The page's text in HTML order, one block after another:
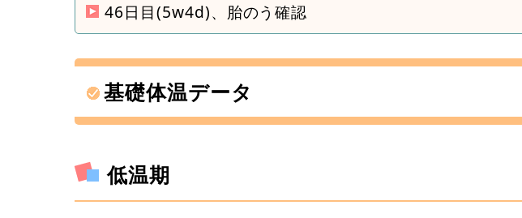
46日目(5w4d)、胎のう確認
基礎体温データ
低温期